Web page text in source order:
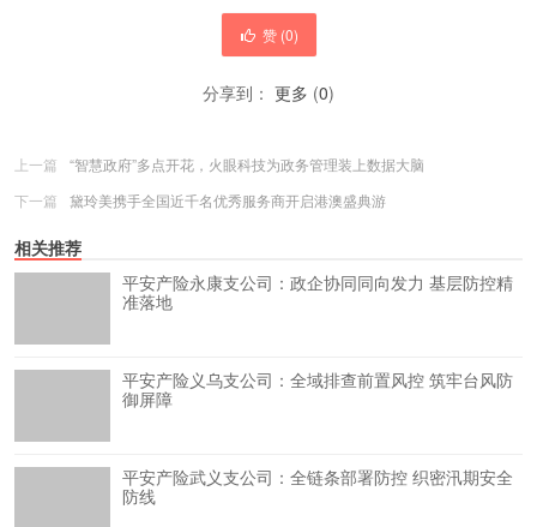
赞 (0)
分享到： 更多 (0)
上一篇
“智慧政府”多点开花，火眼科技为政务管理装上数据大脑
下一篇
黛玲美携手全国近千名优秀服务商开启港澳盛典游
相关推荐
平安产险永康支公司：政企协同同向发力 基层防控精
准落地
平安产险义乌支公司：全域排查前置风控 筑牢台风防
御屏障
平安产险武义支公司：全链条部署防控 织密汛期安全
防线